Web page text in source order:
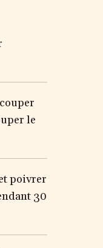
le
poivrer
30